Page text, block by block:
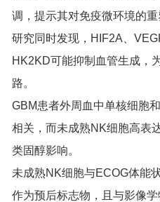
调，提示其对免疫微环境的重
研究同时发现，HIF2A、
HK2KD可能抑制血管生成，
路。
GBM患者外周血中单核细胞
相关，而未成熟NK细胞高表
类固醇影响。
未成熟NK细胞与ECOG体能
作为预后标志物，且与影像